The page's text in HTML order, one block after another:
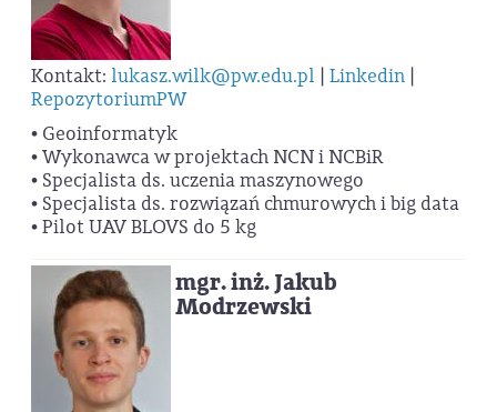
Kontakt: lukasz.wilk@pw.edu.pl | Linkedin |
RepozytoriumPW
• Geoinformatyk
• Wykonawca w projektach NCN i NCBiR
• Specjalista ds. uczenia maszynowego
• Specjalista ds. rozwiązań chmurowych i big data
• Pilot UAV BLOVS do 5 kg
mgr. inż. Jakub
Modrzewski